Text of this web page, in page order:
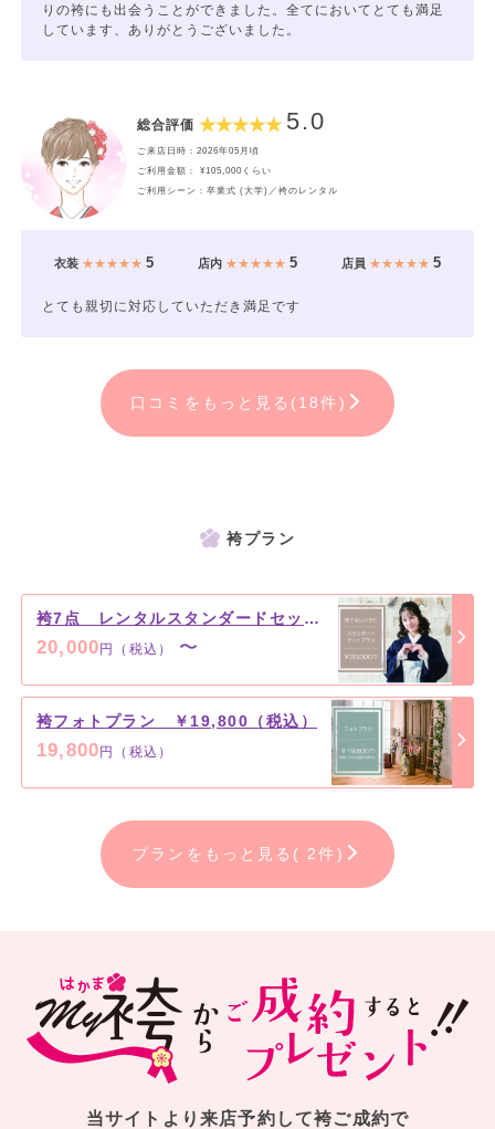
りの袴にも出会うことができました。全てにおいてとても満足
しています、ありがとうございました。
総合評価 5.0
ご来店日時：2026年05月頃
ご利用金額： ¥105,000くらい
ご利用シーン：卒業式 (大学)／袴のレンタル
衣装★★★★★ 5 店内★★★★★ 5 店員 ★★★★★5
とても親切に対応していただき満足です
口コミをもっと見る(18件)
袴プラン
袴7点 レンタルスタンダードセットプラン ￥20,000（税込）～
20,000円（税込） 〜
袴フォトプラン ￥19,800（税込）
19,800円（税込）
プランをもっと見る( 2件)
当サイトより来店予約して袴ご成約で